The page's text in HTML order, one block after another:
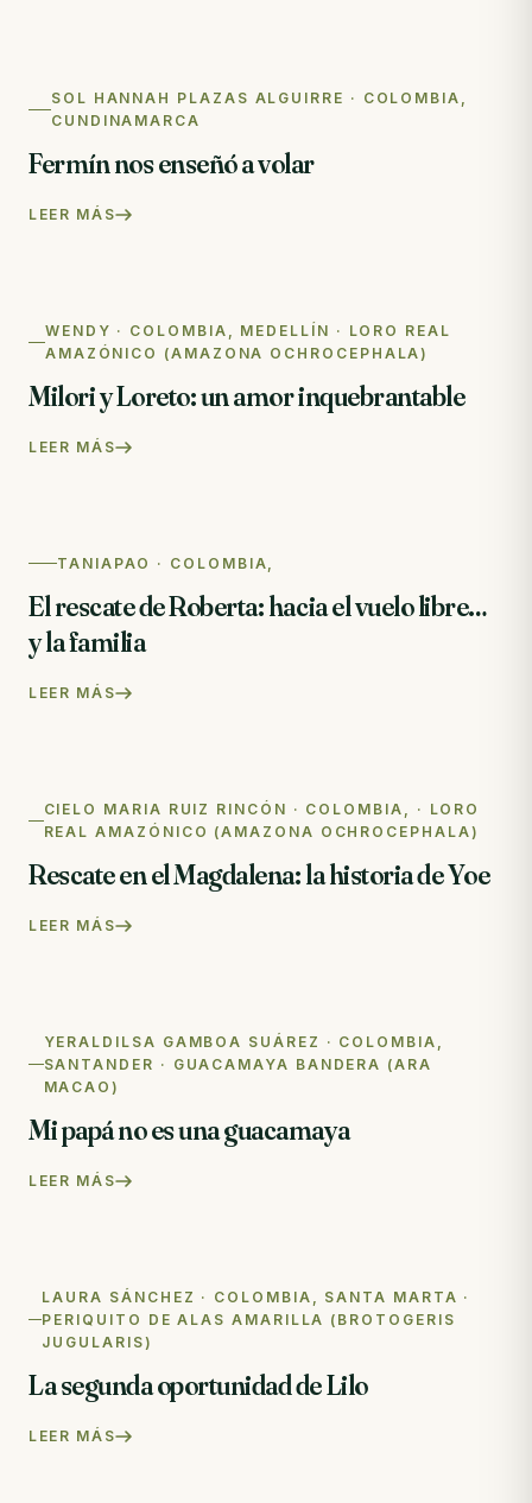
SOL HANNAH PLAZAS ALGUIRRE · COLOMBIA,
CUNDINAMARCA
Fermín nos enseñó a volar
LEER MÁS
WENDY · COLOMBIA, MEDELLÍN · LORO REAL
AMAZÓNICO (AMAZONA OCHROCEPHALA)
Milori y Loreto: un amor inquebrantable
LEER MÁS
TANIAPAO · COLOMBIA,
El rescate de Roberta: hacia el vuelo libre…
y la familia
LEER MÁS
CIELO MARIA RUIZ RINCÓN · COLOMBIA, · LORO
REAL AMAZÓNICO (AMAZONA OCHROCEPHALA)
Rescate en el Magdalena: la historia de Yoe
LEER MÁS
YERALDILSA GAMBOA SUÁREZ · COLOMBIA,
SANTANDER · GUACAMAYA BANDERA (ARA
MACAO)
Mi papá no es una guacamaya
LEER MÁS
LAURA SÁNCHEZ · COLOMBIA, SANTA MARTA ·
PERIQUITO DE ALAS AMARILLA (BROTOGERIS
JUGULARIS)
La segunda oportunidad de Lilo
LEER MÁS